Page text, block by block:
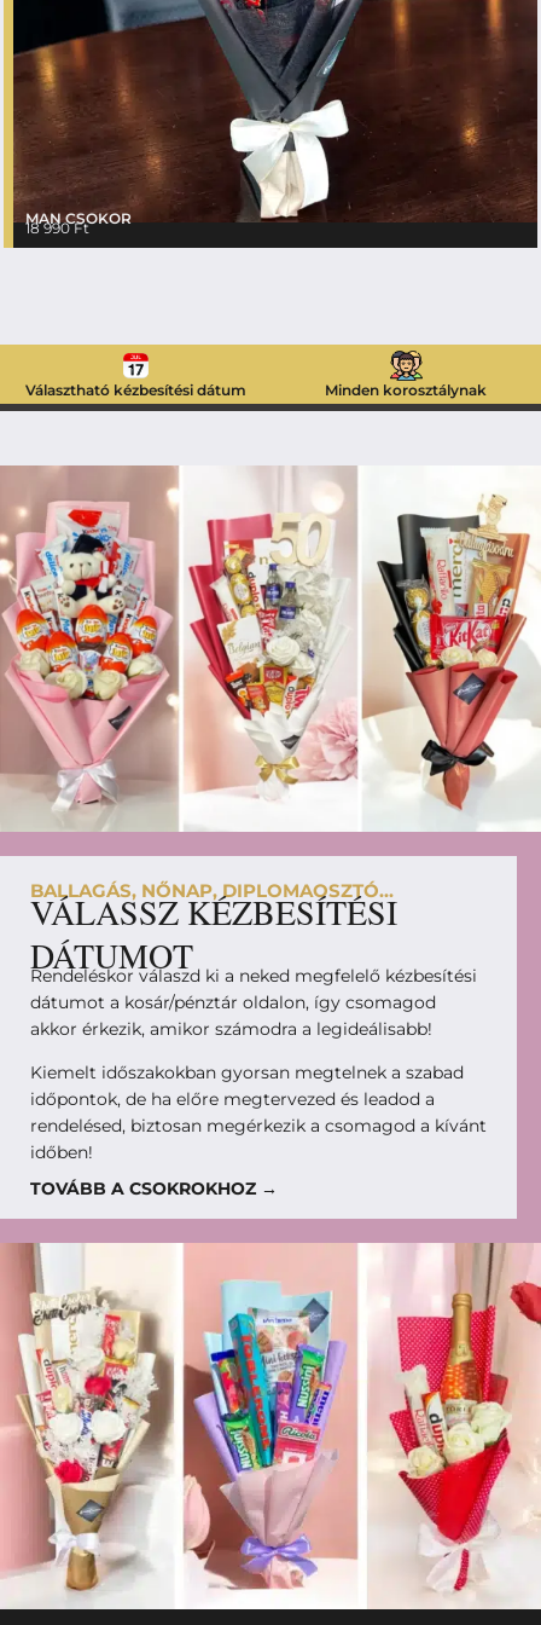
MAN CSOKOR
18 990Ft
Választható kézbesítési dátum Minden korosztálynak
BALLAGÁS, NŐNAP, DIPLOMAOSZTÓ...
VÁLASSZ KÉZBESÍTÉSI
DÁTUMOT
Rendeléskor válaszd ki a neked megfelelő kézbesítési
dátumot a kosár/pénztár oldalon, így csomagod
akkor érkezik, amikor számodra a legideálisabb!
Kiemelt időszakokban gyorsan megtelnek a szabad
időpontok, de ha előre megtervezed és leadod a
rendelésed, biztosan megérkezik a csomagod a kívánt
időben!
TOVÁBB A CSOKROKHOZ →